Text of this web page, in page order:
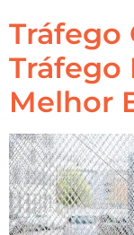
Tráfego
Tráfego
Melhor